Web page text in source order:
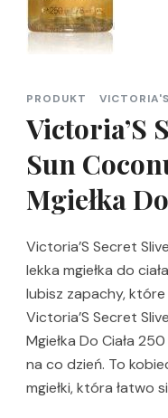
PRODUKT
Victoria’S
Sun
Mgiełka
Victoria’S Secret
lekka mgiełka do
lubisz zapachy,
Victoria’S Secret
Mgiełka Do Ciała
na co dzień. To
mgiełki, która łatwo